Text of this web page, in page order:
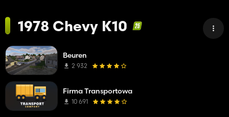
1978 Chevy K10
Beuren
2 932
Firma Transportowa
10 691